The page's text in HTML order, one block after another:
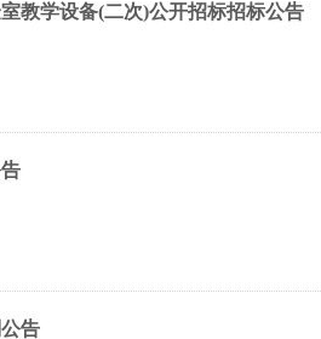
教学设备(二次)公开招标招标公告
告